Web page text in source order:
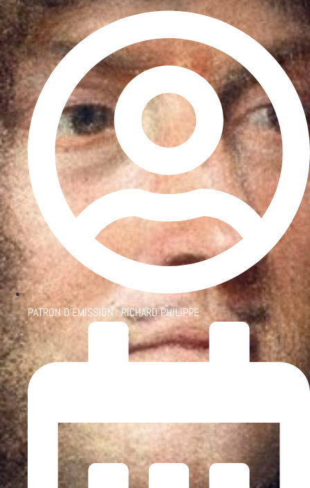
PATRON D'ÉMISSION :RICHARD PHILIPPE